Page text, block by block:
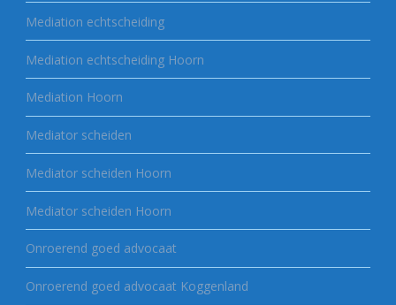
Mediation echtscheiding
Mediation echtscheiding Hoorn
Mediation Hoorn
Mediator scheiden
Mediator scheiden Hoorn
Mediator scheiden Hoorn
Onroerend goed advocaat
Onroerend goed advocaat Koggenland